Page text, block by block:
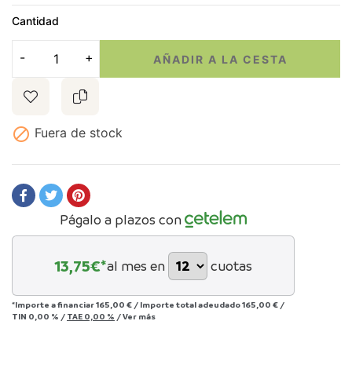
Cantidad
AÑADIR A LA CESTA
 Fuera de stock
Págalo a plazos con
13,75€*al mes en cuotas
*Importe a financiar165,00 € / Importe total adeudado165,00 € /
TIN 0,00 % / TAE 0,00 % /Ver más